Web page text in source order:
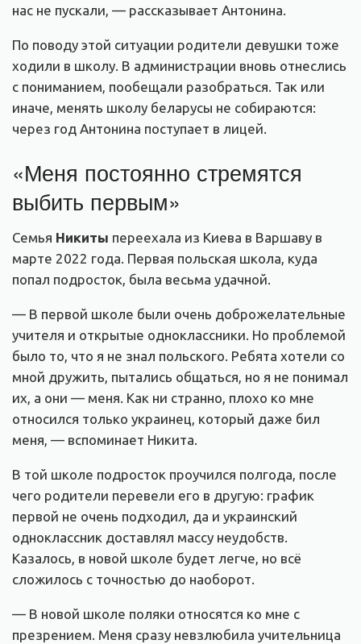
нас не пускали, — рассказывает Антонина.
По поводу этой ситуации родители девушки тоже
ходили в школу. В администрации вновь отнеслись
с пониманием, пообещали разобраться. Так или
иначе, менять школу беларусы не собираются:
через год Антонина поступает в лицей.
«Меня постоянно стремятся
выбить первым»
Семья Никиты переехала из Киева в Варшаву в
марте 2022 года. Первая польская школа, куда
попал подросток, была весьма удачной.
— В первой школе были очень доброжелательные
учителя и открытые одноклассники. Но проблемой
было то, что я не знал польского. Ребята хотели со
мной дружить, пытались общаться, но я не понимал
их, а они — меня. Как ни странно, плохо ко мне
относился только украинец, который даже бил
меня, — вспоминает Никита.
В той школе подросток проучился полгода, после
чего родители перевели его в другую: график
первой не очень подходил, да и украинский
одноклассник доставлял массу неудобств.
Казалось, в новой школе будет легче, но всё
сложилось с точностью до наоборот.
— В новой школе поляки относятся ко мне с
презрением. Меня сразу невзлюбила учительница